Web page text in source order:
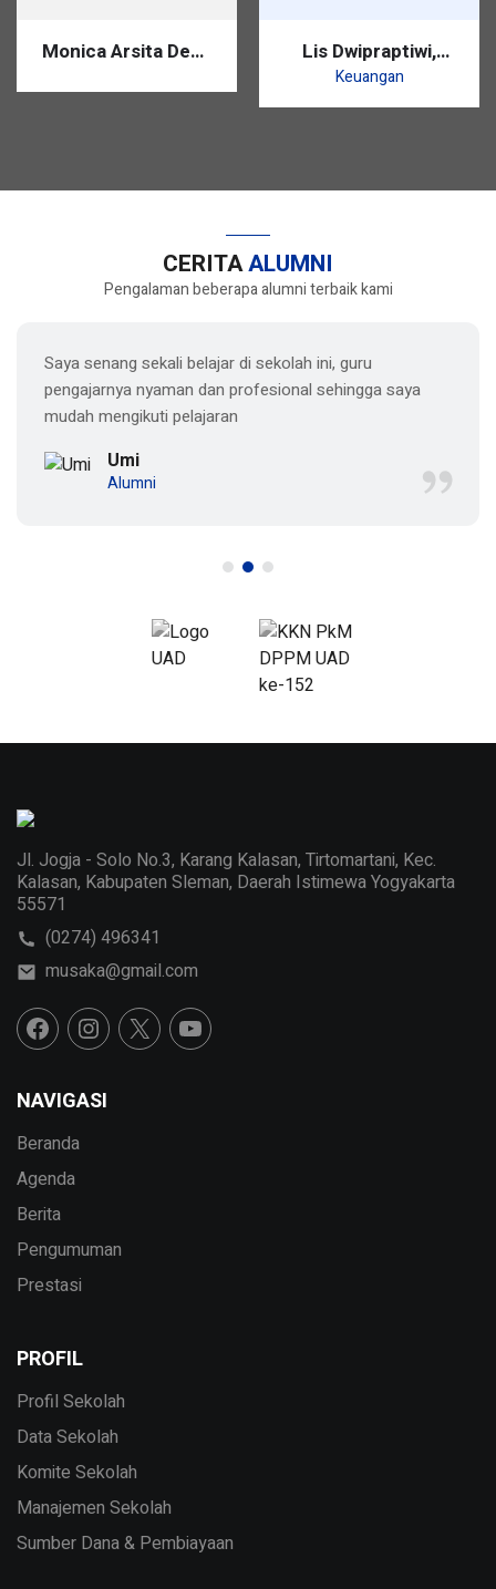
Monica Arsita Dewi, Lis Dwipraptiwi,
S.Pd.
Keuangan
CERITAALUMNI
Pengalaman beberapa alumni terbaik kami
Saya senang sekali belajar di sekolah ini, guru
pengajarnya nyaman dan profesional sehingga saya
mudah mengikuti pelajaran
Umi
Alumni
Jl. Jogja - Solo No.3, Karang Kalasan, Tirtomartani, Kec.
Kalasan, Kabupaten Sleman, Daerah Istimewa Yogyakarta
55571
(0274) 496341
musaka@gmail.com
NAVIGASI
Beranda
Agenda
Berita
Pengumuman
Prestasi
PROFIL
Profil Sekolah
Data Sekolah
Komite Sekolah
Manajemen Sekolah
Sumber Dana & Pembiayaan